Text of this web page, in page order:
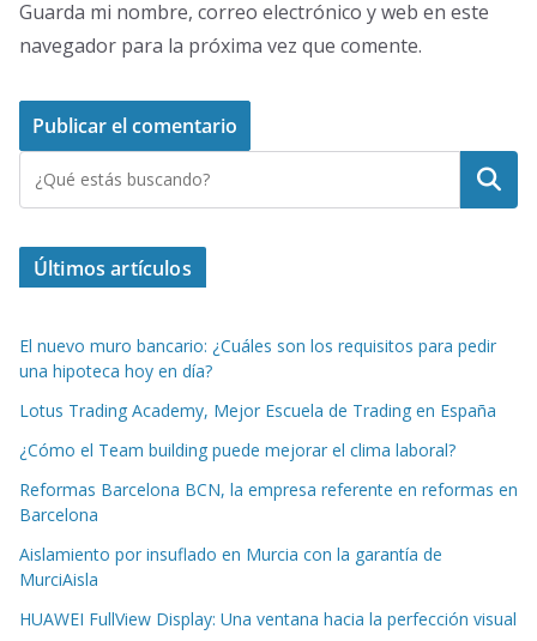
Guarda mi nombre, correo electrónico y web en este
navegador para la próxima vez que comente.
Buscar
Últimos artículos
El nuevo muro bancario: ¿Cuáles son los requisitos para pedir
una hipoteca hoy en día?
Lotus Trading Academy, Mejor Escuela de Trading en España
¿Cómo el Team building puede mejorar el clima laboral?
Reformas Barcelona BCN, la empresa referente en reformas en
Barcelona
Aislamiento por insuflado en Murcia con la garantía de
MurciAisla
HUAWEI FullView Display: Una ventana hacia la perfección visual